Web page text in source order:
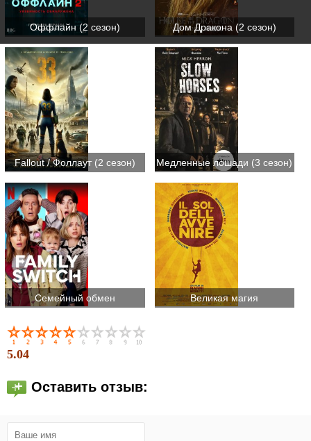
Оффлайн (2 сезон) Дом Дракона (2 сезон)
Fallout / Фоллаут (2 сезон) Медленные лошади (3 сезон)
Семейный обмен Великая магия
5.04
Оставить отзыв: